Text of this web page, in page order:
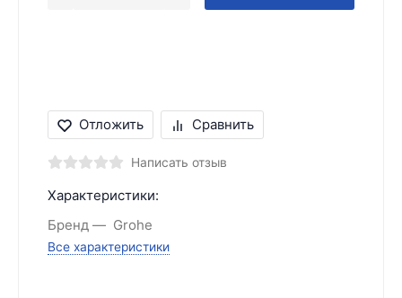
Отложить Сравнить
Написать отзыв
Характеристики:
Бренд
Grohe
Все характеристики